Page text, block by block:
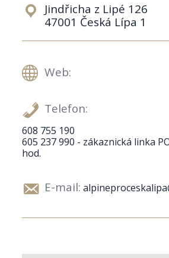
Jindřicha z Lipé 126
47001 Česká Lípa 1
Web:
Telefon:
608 755 190
605 237 990 - zákaznická linka
hod.
E-mail: